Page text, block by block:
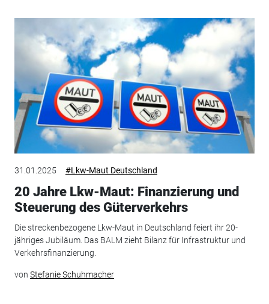
31.01.2025 #Lkw-Maut Deutschland
20 Jahre Lkw-Maut: Finanzierung und
Steuerung des Güterverkehrs
Die streckenbezogene Lkw-Maut in Deutschland feiert ihr 20-
jähriges Jubiläum. Das BALM zieht Bilanz für Infrastruktur und
Verkehrsfinanzierung.
von Stefanie Schuhmacher